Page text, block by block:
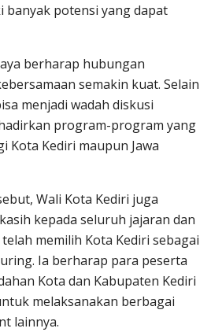
banyak potensi yang dapat
berharap hubungan
semakin kuat. Selain
menjadi wadah diskusi
program-program yang
Kota Kediri maupun Jawa
Wali Kota Kediri juga
kepada seluruh jajaran dan
memilih Kota Kediri sebagai
Ia berharap para peserta
Kota dan Kabupaten Kediri
melaksanakan berbagai
lainnya.